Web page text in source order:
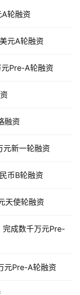
轮融资
元A轮融资
Pre-A轮融资
融资
元新一轮融资
币B轮融资
天使轮融资
成数千万元Pre-
元Pre-A轮融资